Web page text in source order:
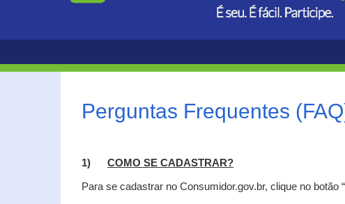
Perguntas Frequentes
1) COMO SE CADASTRAR?
Para se cadastrar no Consumidor.gov.br, clique no botão